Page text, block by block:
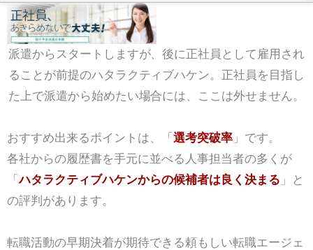
派遣からスタートしますが、後に正社員として雇用され
ることが前提のハタラクティブハケン。正社員を目指し
た上で派遣から始めたい場合には、ここは外せません。
おすすめ出来るポイントは、「 選考突破率」です。
各社からの履歴書を手元に並べる人事担当者の多くが
「ハタラクティブハケンからの候補者は良く決まる 」と
の評判があります。
転職活動の早期決着が期待できる頼もしい転職エージェ